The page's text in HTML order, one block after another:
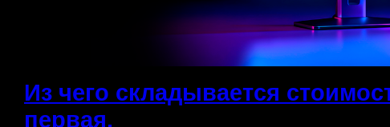
Из чего складывается
первая.